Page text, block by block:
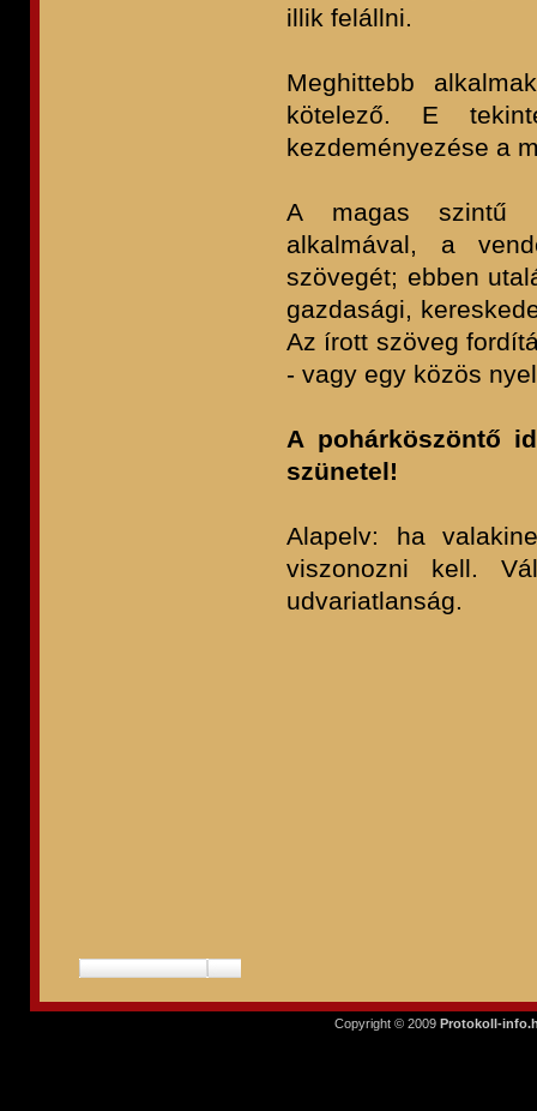
illik felállni.
Meghittebb
kötelező. E
kezdeményezése a
A magas szintű
alkalmával, a
szövegét; ebben
gazdasági,
Az írott szöveg
- vagy egy közös
A pohárköszöntő
szünetel!
Alapelv: ha
viszonozni kell.
udvariatlanság.
Copyright © 2009 Protokoll-